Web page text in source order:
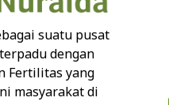
suatu pusat
dengan
Fertilitas yang
masyarakat di